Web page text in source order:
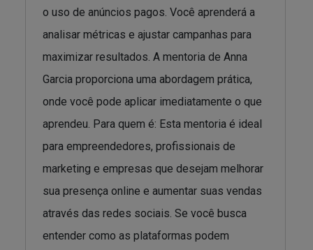
o uso de anúncios pagos. Você aprenderá a
analisar métricas e ajustar campanhas para
maximizar resultados. A mentoria de Anna
Garcia proporciona uma abordagem prática,
onde você pode aplicar imediatamente o que
aprendeu. Para quem é: Esta mentoria é ideal
para empreendedores, profissionais de
marketing e empresas que desejam melhorar
sua presença online e aumentar suas vendas
através das redes sociais. Se você busca
entender como as plataformas podem